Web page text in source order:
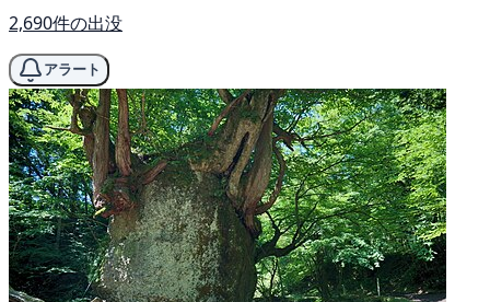
2,690件の出没
アラート